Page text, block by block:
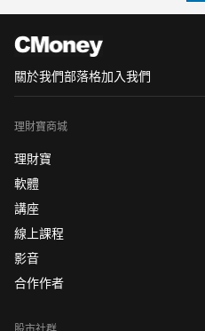
關於我們部落格加入我們
理財寶商城
理財寶
軟體
講座
線上課程
影音
合作作者